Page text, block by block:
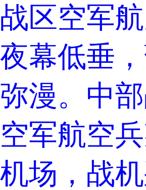
战区空军
夜幕低垂
弥漫。中
空军航空
机场，战